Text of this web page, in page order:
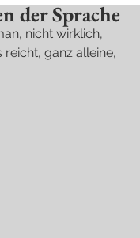
der Sprache
nicht wirklich,
ganz alleine,